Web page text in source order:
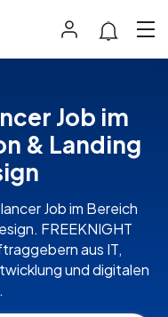
Job im
& Landing
Job im Bereich
FREEKNIGHT
aus IT,
und digitalen